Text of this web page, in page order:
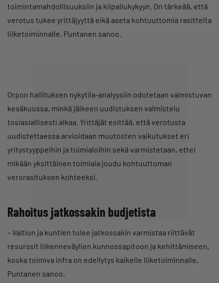
toimintamahdollisuuksiin ja kilpailukykyyn. On tärkeää, että
verotus tukee yrittäjyyttä eikä aseta kohtuuttomia rasitteita
liiketoiminnalle, Puntanen sanoo.
Orpon hallituksen nykytila-analyysiin odotetaan valmistuvan
kesäkuussa, minkä jälkeen uudistuksen valmistelu
tosiasiallisesti alkaa. Yrittäjät esittää, että verotusta
uudistettaessa arvioidaan muutosten vaikutukset eri
yritystyyppeihin ja toimialoihin sekä varmistetaan, ettei
mikään yksittäinen toimiala joudu kohtuuttoman
verorasituksen kohteeksi.
Rahoitus jatkossakin budjetista
– Valtion ja kuntien tulee jatkossakin varmistaa riittävät
resurssit liikenneväylien kunnossapitoon ja kehittämiseen,
koska toimiva infra on edellytys kaikelle liiketoiminnalle,
Puntanen sanoo.